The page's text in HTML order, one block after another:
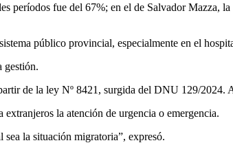
períodos fue del 67%; en el de Salvador Mazza,
público provincial, especialmente en el
gestión.
de la ley Nº 8421, surgida del DNU 129/
la atención de urgencia o emergencia.
la situación migratoria”, expresó.